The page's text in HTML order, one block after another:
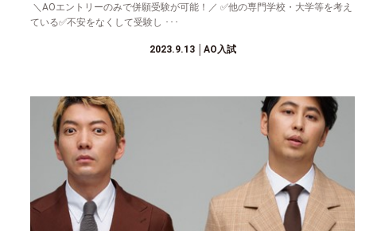
＼AOエントリーのみで併願受験が可能！／ ✅他の専門学校・大学等を考え
ている✅不安をなくして受験し ･･･
2023.9.13│AO入試